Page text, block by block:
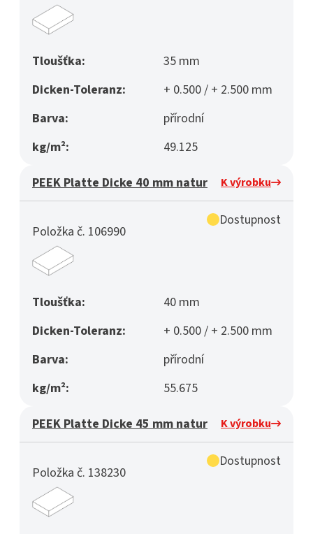
Tloušťka:
35 mm
Dicken-Toleranz:
+ 0.500 / + 2.500 mm
Barva:
přírodní
kg/m²:
49.125
PEEK Platte Dicke 40 mm natur K výrobku
Položka č. 106990
Dostupnost
Tloušťka:
40 mm
Dicken-Toleranz:
+ 0.500 / + 2.500 mm
Barva:
přírodní
kg/m²:
55.675
PEEK Platte Dicke 45 mm natur K výrobku
Položka č. 138230
Dostupnost